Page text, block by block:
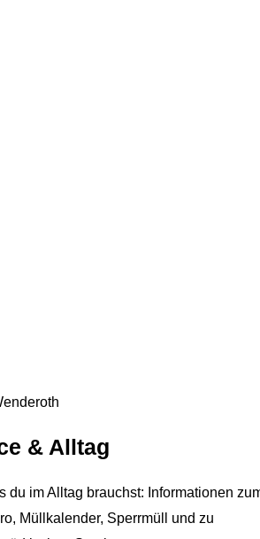
& Alltag
du im Alltag brauchst: Informationen
Müllkalender, Sperrmüll und zu